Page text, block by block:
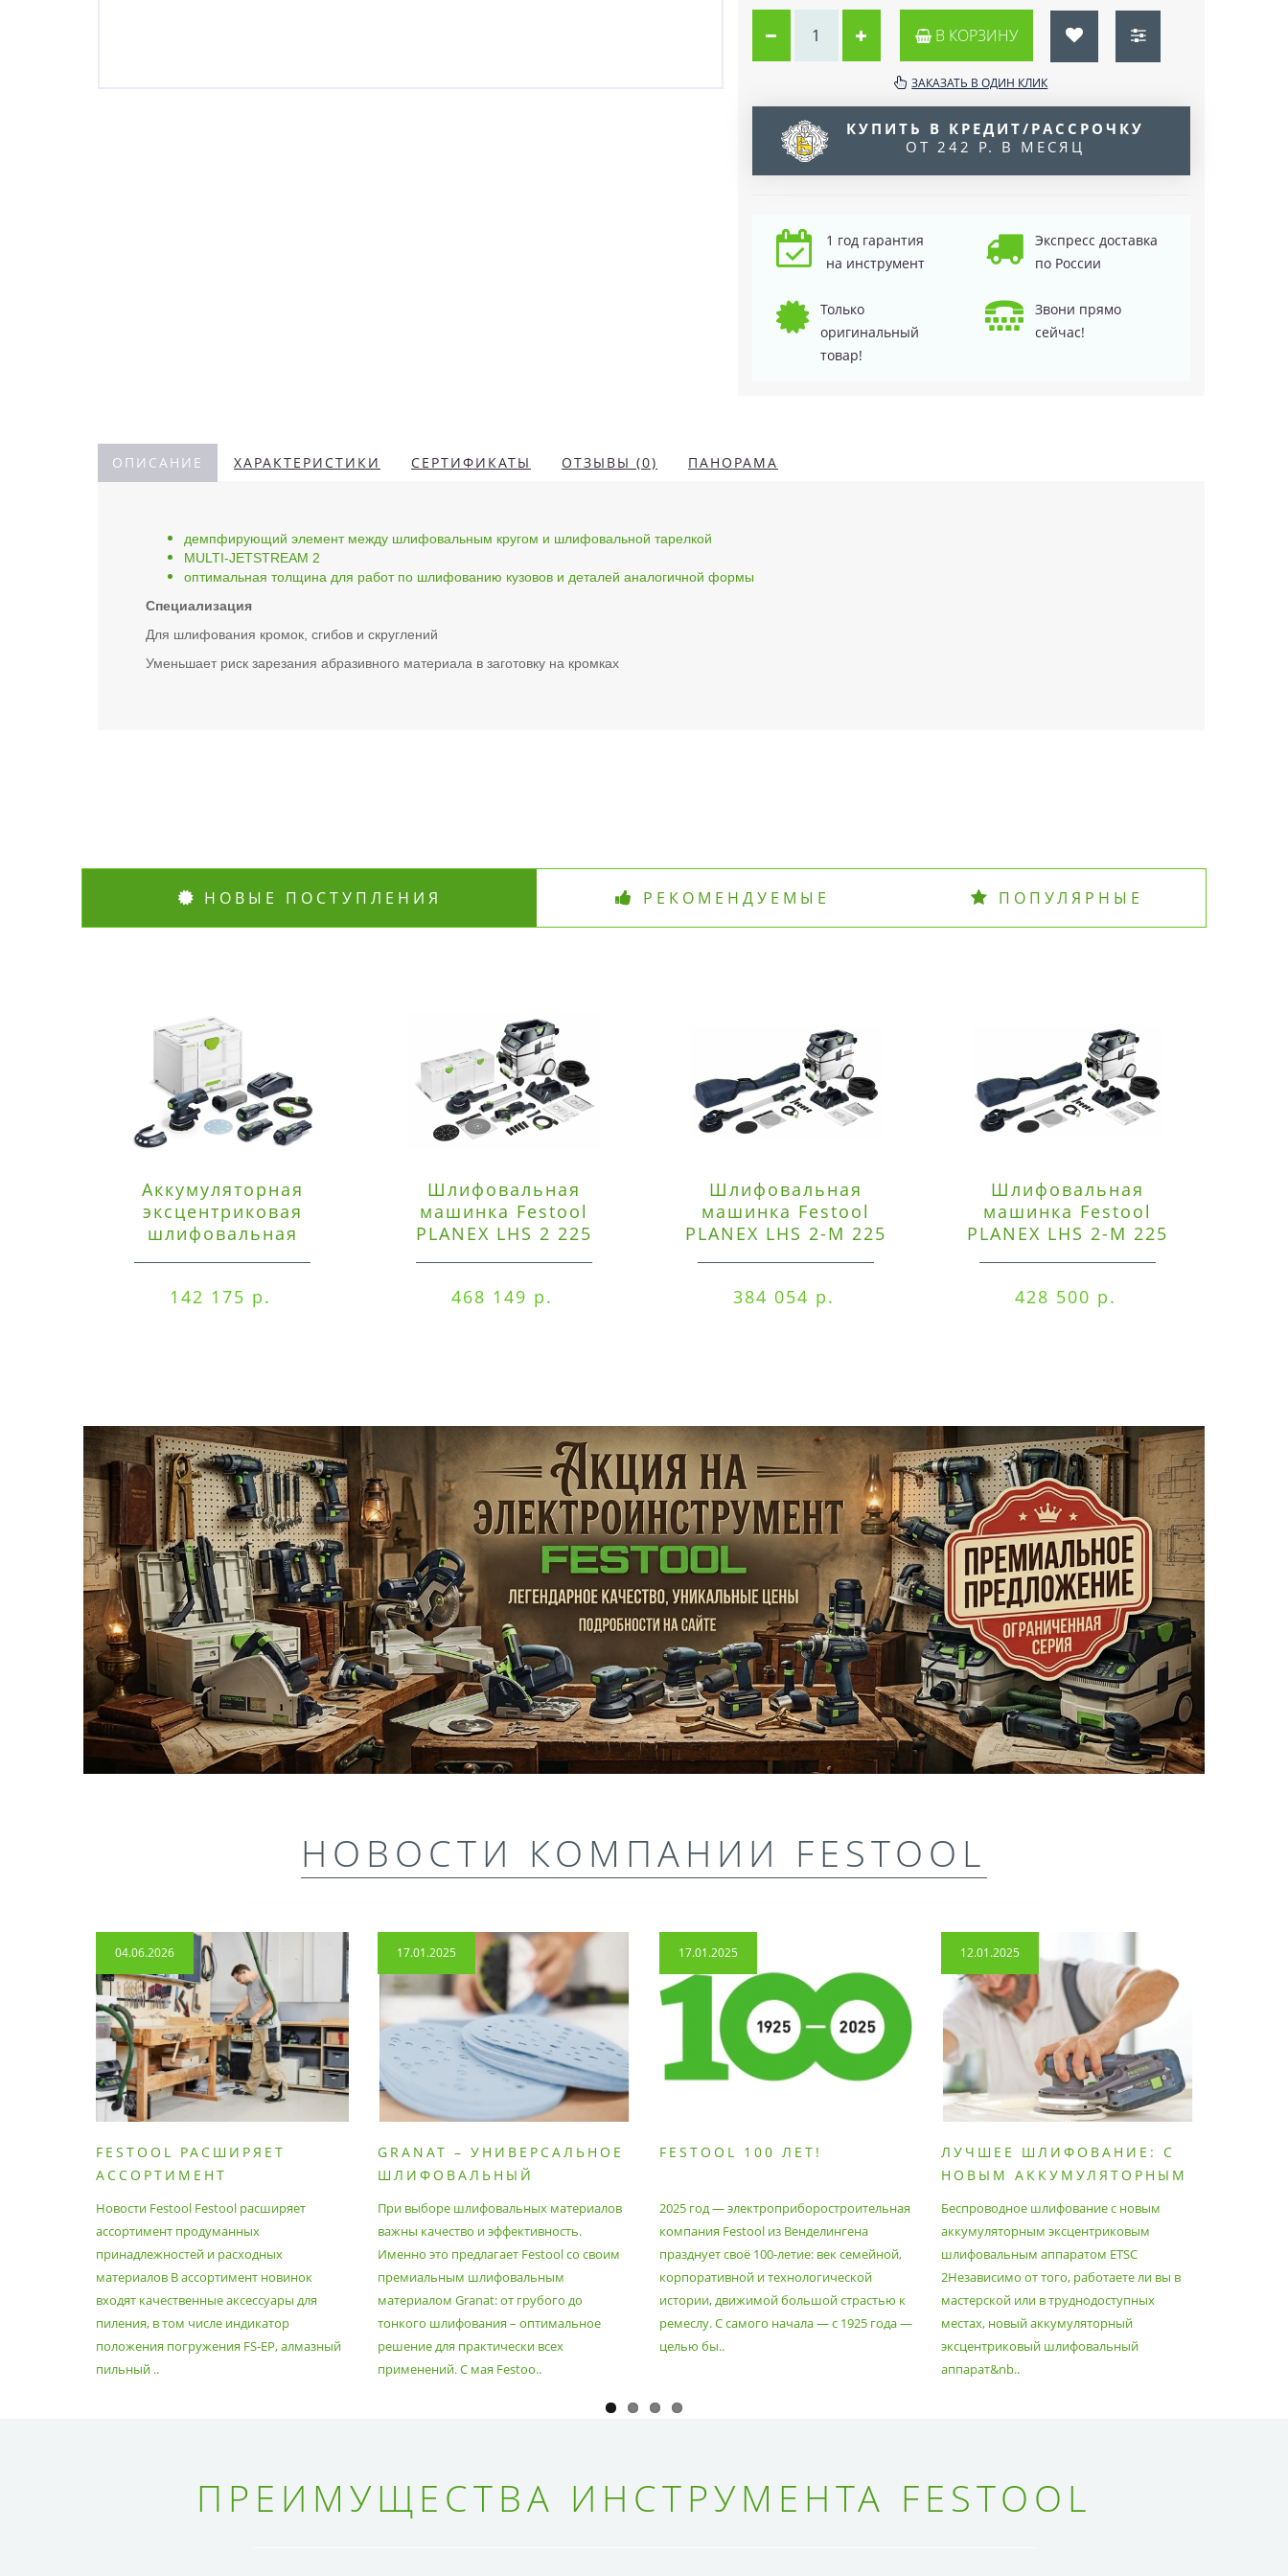
В КОРЗИНУ
ЗАКАЗАТЬ В ОДИН КЛИК
КУПИТЬ В КРЕДИТ/РАССРОЧКУ
ОТ 242 Р. В МЕСЯЦ
1 год гарантия
на инструмент
Экспресс доставка
по России
Только
оригинальный
товар!
Звони прямо
сейчас!
ОПИСАНИЕ ХАРАКТЕРИСТИКИ СЕРТИФИКАТЫ ОТЗЫВЫ (0) ПАНОРАМА
демпфирующий элемент между шлифовальным кругом и шлифовальной тарелкой
MULTI-JETSTREAM 2
оптимальная толщина для работ по шлифованию кузовов и деталей аналогичной формы
Специализация
Для шлифования кромок, сгибов и скруглений
Уменьшает риск зарезания абразивного материала в заготовку на кромках
НОВЫЕ ПОСТУПЛЕНИЯ РЕКОМЕНДУЕМЫЕ ПОПУЛЯРНЫЕ
Аккумуляторная
эксцентриковая
шлифовальная
142 175 р.
Шлифовальная
машинка Festool
PLANEX LHS 2 225
468 149 р.
Шлифовальная
машинка Festool
PLANEX LHS 2-M 225
384 054 р.
Шлифовальная
машинка Festool
PLANEX LHS 2-M 225
428 500 р.
НОВОСТИ КОМПАНИИ FESTOOL
04.06.2026
FESTOOL РАСШИРЯЕТ
АССОРТИМЕНТ
ПРИНАДЛЕЖНОСТЕЙ И
РАСХОДНЫХ МАТЕРИАЛОВ
Новости Festool Festool расширяет
ассортимент продуманных
принадлежностей и расходных
материалов В ассортимент новинок
входят качественные аксессуары для
пиления, в том числе индикатор
положения погружения FS-EP, алмазный
пильный ..
17.01.2025
GRANAT – УНИВЕРСАЛЬНОЕ
ШЛИФОВАЛЬНЫЙ
При выборе шлифовальных материалов
важны качество и эффективность.
Именно это предлагает Festool со своим
премиальным шлифовальным
материалом Granat: от грубого до
тонкого шлифования – оптимальное
решение для практически всех
применений. С мая Festoo..
17.01.2025
FESTOOL 100 ЛЕТ!
2025 год — электроприборостроительная
компания Festool из Венделингена
празднует своё 100-летие: век семейной,
корпоративной и технологической
истории, движимой большой страстью к
ремеслу. С самого начала — с 1925 года —
целью бы..
12.01.2025
ЛУЧШЕЕ ШЛИФОВАНИЕ: С
НОВЫМ АККУМУЛЯТОРНЫМ
АППАРАТОМ ETSC2
Беспроводное шлифование с новым
аккумуляторным эксцентриковым
шлифовальным аппаратом ETSC
2Независимо от того, работаете ли вы в
мастерской или в труднодоступных
местах, новый аккумуляторный
эксцентриковый шлифовальный
аппарат&nb..
ПРЕИМУЩЕСТВА ИНСТРУМЕНТА FESTOOL